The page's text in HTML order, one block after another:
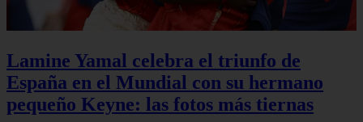
Lamine Yamal celebra el triunfo de
España en el Mundial con su hermano
pequeño Keyne: las fotos más tiernas